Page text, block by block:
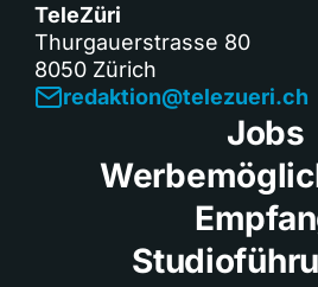
TeleZüri
Thurgauerstrasse 80
8050 Zürich
redaktion@telezueri.ch
Jobs